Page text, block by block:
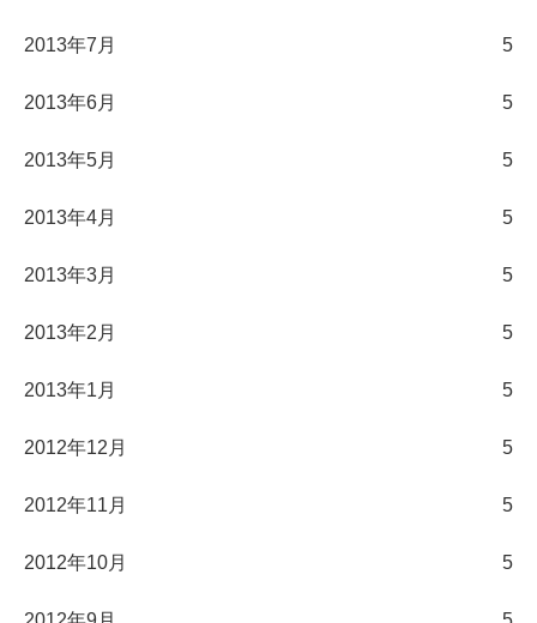
2013年7月 5
2013年6月 5
2013年5月 5
2013年4月 5
2013年3月 5
2013年2月 5
2013年1月 5
2012年12月 5
2012年11月 5
2012年10月 5